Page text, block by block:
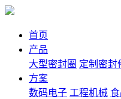
首页
产品
大型密封圈 定制密封
方案
数码电子 工程机械